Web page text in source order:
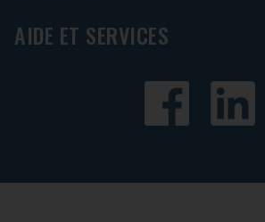
AIDE ET SERVICES